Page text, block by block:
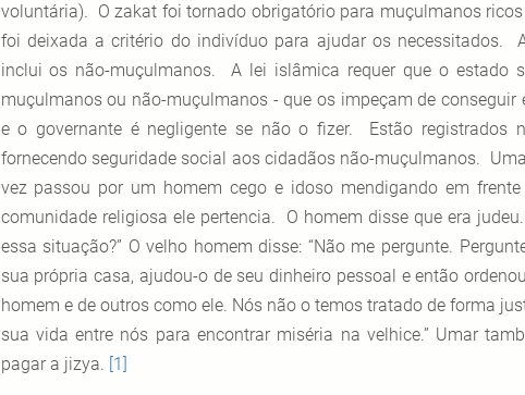
voluntária). O zakat foi tornado obrigatório para muçulmanos
foi deixada a critério do indivíduo para ajudar os necessitados.
inclui os não-muçulmanos. A lei islâmica requer que o estado
muçulmanos ou não-muçulmanos - que os impeçam de
e o governante é negligente se não o fizer. Estão registrados
fornecendo seguridade social aos cidadãos não-muçulmanos.
vez passou por um homem cego e idoso mendigando em
comunidade religiosa ele pertencia. O homem disse que era
essa situação?” O velho homem disse: “Não me pergunte.
sua própria casa, ajudou-o de seu dinheiro pessoal e então
homem e de outros como ele. Nós não o temos tratado de forma
sua vida entre nós para encontrar miséria na velhice.” Umar
pagar a jizya. [1]